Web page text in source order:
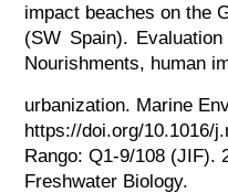
impact beaches on the
(SW Spain).
Nourishments, human
urbanization. Marine
https://doi.org/10.1016/
Rango: Q1-9/108 (JIF).
Freshwater Biology.